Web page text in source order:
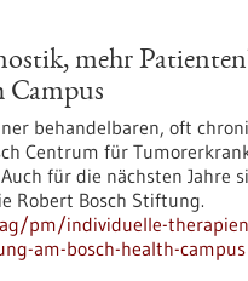
mehr
Campus
behandelbaren, oft
Centrum für
für die nächsten Jahre
Robert Bosch Stiftung.
pm/individuelle-
am-bosch-health-campus